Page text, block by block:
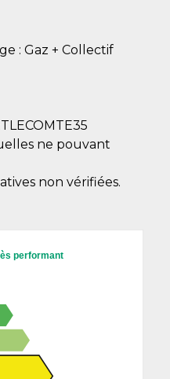
: Gaz + Collectif
ne pouvant
non vérifiées.
performant